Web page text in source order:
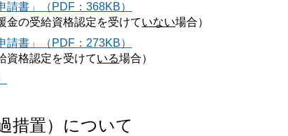
書」（PDF：368KB）
金の受給資格認定を受けていない場合）
書」（PDF：273KB）
資格認定を受けている場合）
措置）について